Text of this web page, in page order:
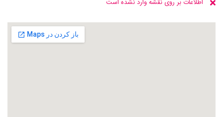
اطلاعات بر روی نقشه وارد نشده است